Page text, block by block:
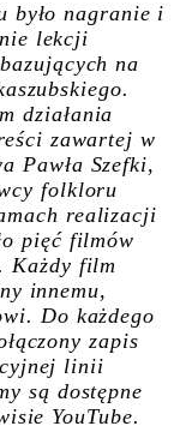
było nagranie i
lekcji
na
działania
zawartej w
Pawła Szefki,
folkloru
realizacji
pięć filmów
Każdy film
innemu,
Do każdego
zapis
linii
są dostępne
YouTube.